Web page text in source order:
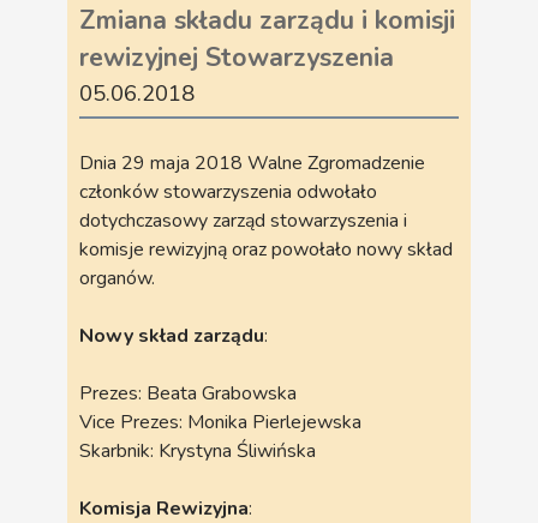
Zmiana składu zarządu i komisji
rewizyjnej Stowarzyszenia
05.06.2018
Dnia 29 maja 2018 Walne Zgromadzenie
członków stowarzyszenia odwołało
dotychczasowy zarząd stowarzyszenia i
komisje rewizyjną oraz powołało nowy skład
organów.
Nowy skład zarządu:
Prezes: Beata Grabowska
Vice Prezes: Monika Pierlejewska
Skarbnik: Krystyna Śliwińska
Komisja Rewizyjna: